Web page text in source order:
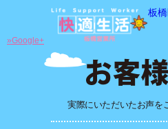
板
実際にいただいたお声を
»Google+